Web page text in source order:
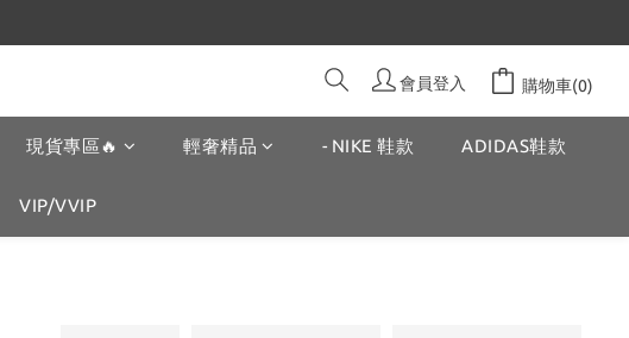
會員登入 購物車(0)
現貨專區🔥 輕奢精品 - NIKE 鞋款 ADIDAS鞋款
VIP/VVIP